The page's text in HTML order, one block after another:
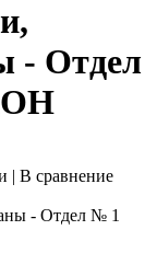
- Отдел
| В сравнение